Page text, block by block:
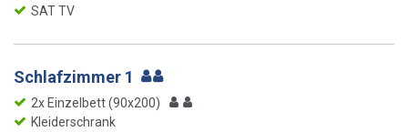
SAT TV
Schlafzimmer 1
2x Einzelbett (90x200)
Kleiderschrank